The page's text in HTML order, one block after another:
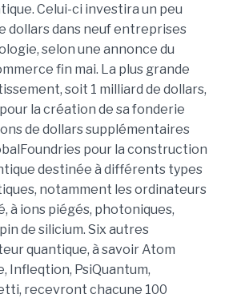
Celui-ci investira un peu
dollars dans neuf entreprises
selon une annonce du
fin mai. La plus grande
soit 1 milliard de dollars,
la création de sa fonderie
de dollars supplémentaires
pour la construction
destinée à différents types
notamment les ordinateurs
à ions piégés, photoniques,
de silicium. Six autres
quantique, à savoir Atom
Infleqtion, PsiQuantum,
recevront chacune 100